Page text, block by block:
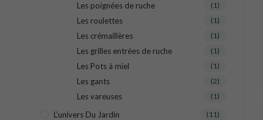
Les poignées de ruche (1)
Les roulettes (1)
Les crémaillères (1)
Les grilles entrées de ruche (1)
Les Pots à miel (1)
Les gants (2)
Les vareuses (1)
L’univers Du Jardin (11)